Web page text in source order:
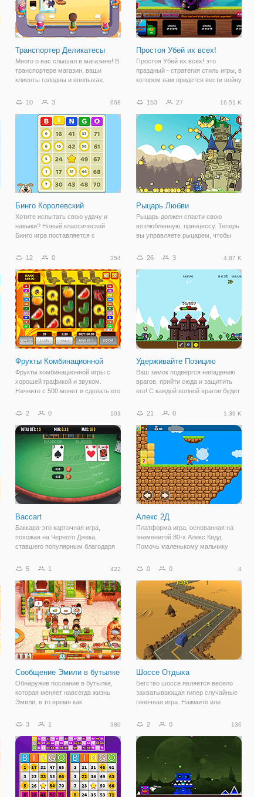
Транспортер Деликатесы
Много о вас слышал в магазине! В
транспортере магазин, ваши
клиенты голодны и впопыхах.
бутербродов, как быстро, как вы
продуктовый магазин лучшим в
своем деле, но
Простоя Убей их всех!
Простоя Убей их всех! это
праздный - стратегия стиль игры, в
котором вам придется вести войну
которые попытаются завоевать
подразделения, объединить их, и
10 3 668
Бинго Королевский
Хотите испытать свою удачу и
навыки? Новый классический
Бинго игра поставляется с
выигрышами. Выберите ваши
Отмечайте правильные числа и
ждать нужное время для
153 27 16.51 K
Рыцарь Любви
Рыцарь должен спасти свою
возлюбленную, принцессу. Теперь
вы управляете рыцарем, чтобы
чтобы модернизировать ваше
и коснитесь экрана, чтобы
12 0 354
Фрукты Комбинационной
Фрукты комбинационной игры с
хорошей графикой и звуком.
Начните с 500 монет и сделать его
26 3 4.87 K
Удерживайте Позицию
Ваш замок подвергся нападению
врагов, прийти сюда и защитить
его! С каждой волной врагов будет
конечном итоге вы проиграете. Но
вы играете в эту игру, вы можете
2 0 103
Baccart
Баккара-это карточная игра,
похожая на Черного Джека,
ставшего популярным благодаря
Играют против банка и попытаться
очкам.
21 0 1.39 K
Алекс 2Д
Платформа игра, основанная на
знаменитой 80-х Алекс Кидд.
Помочь маленькому мальчику
прыгать по платформам.
5 1 422
Сообщение Эмили в бутылке
Обнаружив послание в бутылке,
которая меняет навсегда жизнь
Эмили, в то время как
блюд в итальянской кухне! Теперь
лихорадки, жизни снова поселился
в последнем. То
0 0 4
Шоссе Отдыха
Бегство шоссе является весело
захватывающая гипер случайные
гоночная игра. Нажмите или
машину. Собирать деньги и не
3 1 380 2 0 136